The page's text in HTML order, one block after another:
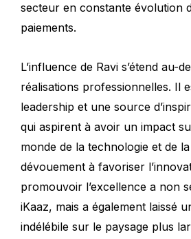
secteur en constante évolution
paiements.
L’influence de Ravi s’étend au-
réalisations professionnelles. Il
leadership et une source
qui aspirent à avoir un impact
monde de la technologie et de
dévouement à favoriser
promouvoir l’excellence a non
iKaaz, mais a également laissé
indélébile sur le paysage plus